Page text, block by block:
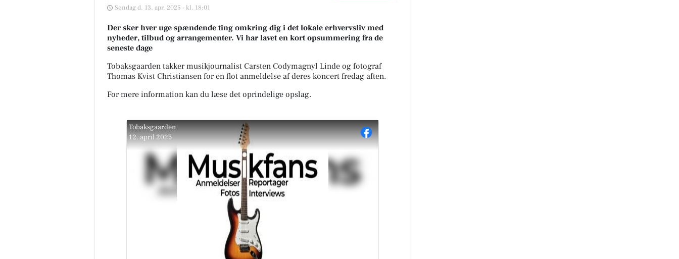
Søndag d. 13. apr. 2025 - kl. 18:01
Der sker hver uge spændende ting omkring dig i det lokale erhvervsliv med
nyheder, tilbud og arrangementer. Vi har lavet en kort opsummering fra de
seneste dage
Tobaksgaarden takker musikjournalist Carsten Codymagnyl Linde og fotograf
Thomas Kvist Christiansen for en flot anmeldelse af deres koncert fredag aften.
For mere information kan du læse det oprindelige opslag.
Tobaksgaarden
12. april 2025